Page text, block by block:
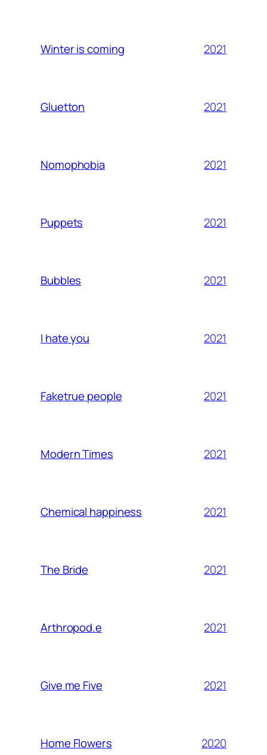
Winter is coming 2021
Gluetton 2021
Nomophobia 2021
Puppets 2021
Bubbles 2021
I hate you 2021
Faketrue people 2021
Modern Times 2021
Chemical happiness 2021
The Bride 2021
Arthropod.e 2021
Give me Five 2021
Home Flowers 2020